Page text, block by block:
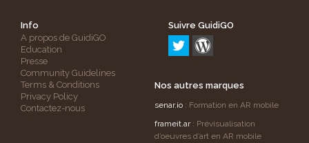
Info
A propos de GuidiGO
Education
Presse
Community Guidelines
Terms & Conditions
Privacy Policy
Contactez-nous
Suivre GuidiGO
Nos autres marques
senar.io : Formation en AR mobile
frameit.ar: Prévisualisation
d’oeuvres d’art en AR mobile